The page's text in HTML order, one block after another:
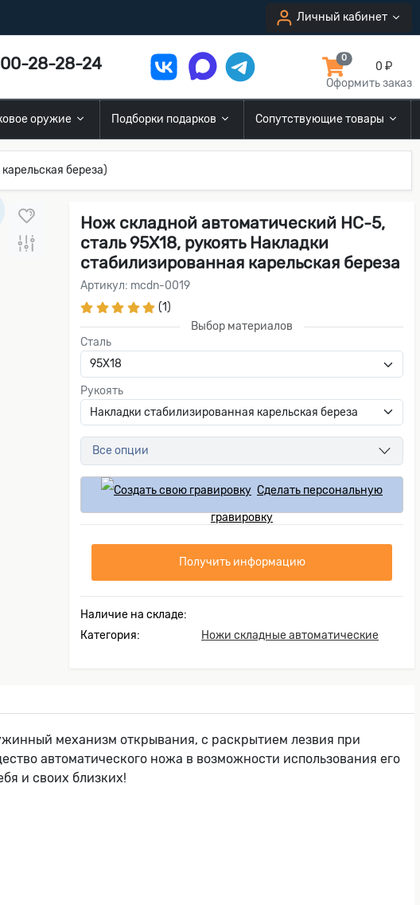
Личный кабинет
28-28-24 0
0 ₽
Оформить заказ
оружие Подборки подарков Сопутствующие товары
береза)
Нож складной автоматический НС-5,
сталь 95Х18, рукоять Накладки
стабилизированная карельская береза
Артикул: mcdn-0019
(1)
Выбор материалов
Сталь
Рукоять
Все опции
Сделать персональную
гравировку
Получить информацию
Наличие на складе:
Категория:
Ножи складные автоматические
механизм открывания, с раскрытием лезвия при
автоматического ножа в возможности использования его
и своих близких!